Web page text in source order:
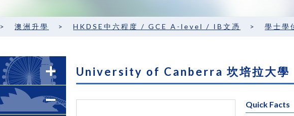
澳洲升學 > HKDSE中六程度 / GCE A-level / IB文憑 > 學士學
University of Canberra 坎培拉大學
Quick Facts